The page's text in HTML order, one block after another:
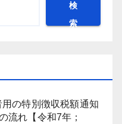
検
索
の特別徴収税額通知
流れ【令和7年；